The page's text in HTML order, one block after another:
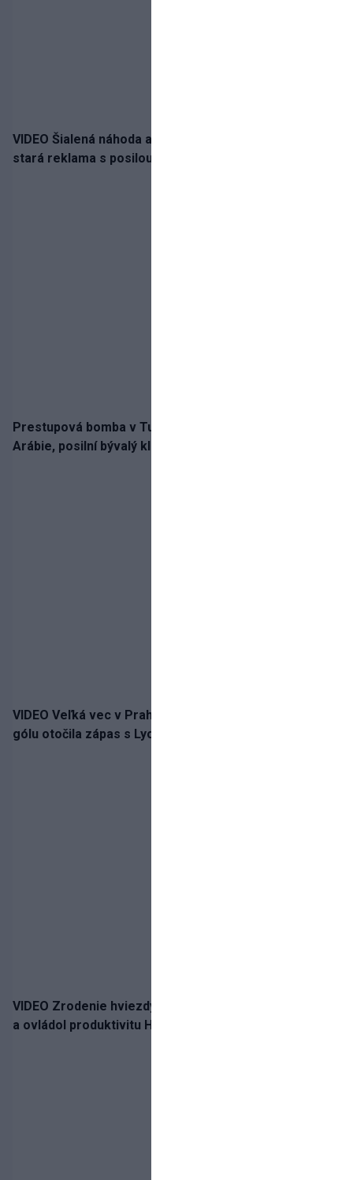
VIDEO Šialená náhoda alebo osud? Našla sa 11 rokov
stará reklama s posilou Slovana a trénerom Tourém
Prestupová bomba v Turecku! Salah nepôjde do
Arábie, posilní bývalý klub Hamšíka
VIDEO Veľká vec v Prahe. Sparta napriek vlastnému
gólu otočila zápas s Lyonom
VIDEO Zrodenie hviezdy: Tomáš Selič zničil Švajčiarov
a ovládol produktivitu Hlinka Gretzky Cupu